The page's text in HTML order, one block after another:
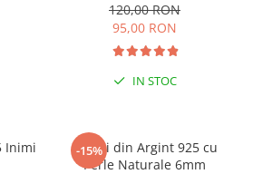
120,00 RON
95,00 RON
IN STOC
Inimi
-15%
Cercei din Argint 925 cu
Perle Naturale 6mm